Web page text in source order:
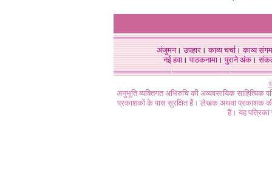
अंजुमन।उपहार।काव्य चर्चा।काव्य संगम
नई हवा। पाठकनामा। पुराने अंक।
अनुभूति व्यक्तिगत अभिरुचि की अव्यवसायिक
प्रकाशकों के पास सुरक्षित हैं। लेखक अथवा प्रकाशक की
है। यह पत्रिका